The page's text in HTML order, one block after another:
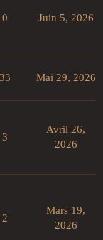
0 Juin 5, 2026
33 Mai 29, 2026
3
Avril 26,
2026
2
Mars 19,
2026